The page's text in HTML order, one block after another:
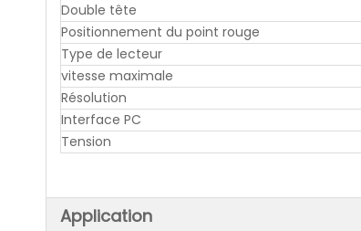
Double tête
Positionnement du point rouge
Type de lecteur
vitesse maximale
Résolution
Interface PC
Tension
Application